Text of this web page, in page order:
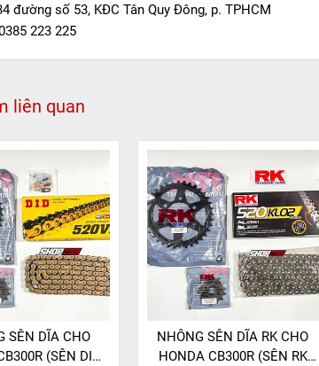
đường số 53, KĐC Tân Quy Đông, p. TPHCM
223 225
liên quan
SÊN DĨA CHO
(SÊN DID
NHÔNG SÊN DĨA RK CHO
HONDA CB300R (SÊN RK